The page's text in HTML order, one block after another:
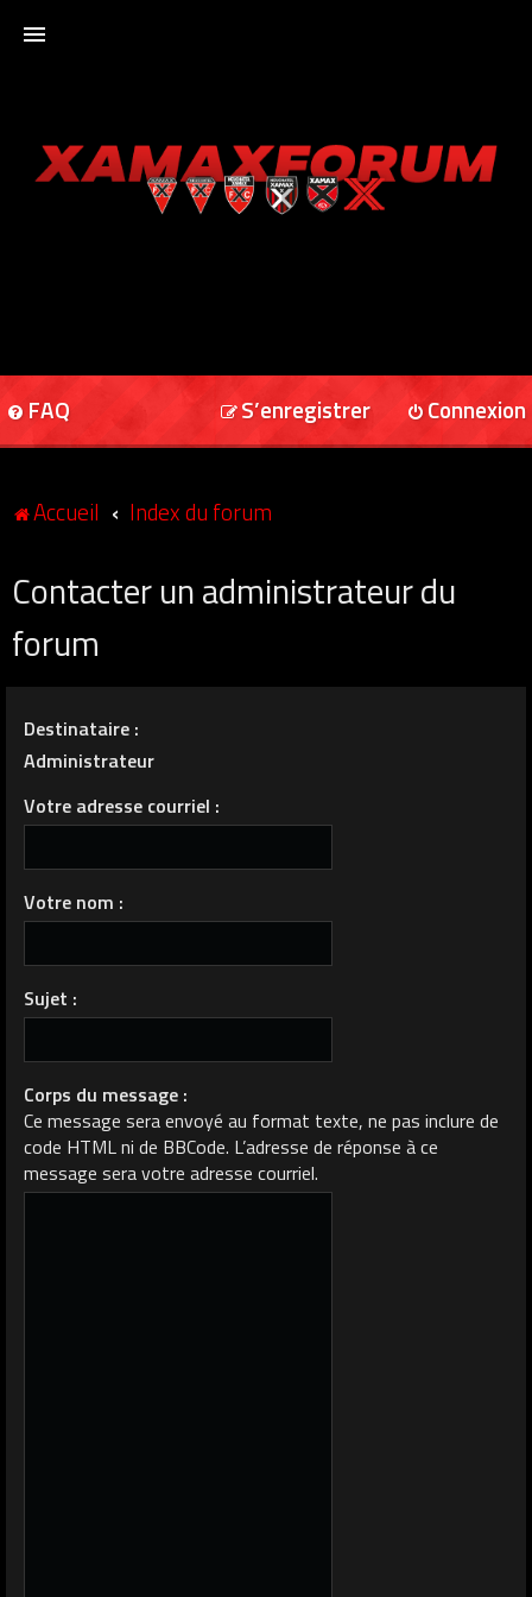
XAMAXFORUM
FAQ Connexion
S’enregistrer
Accueil Index du forum
Contacter un administrateur du
forum
Destinataire :
Administrateur
Votre adresse courriel :
Votre nom :
Sujet :
Corps du message :
Ce message sera envoyé au format texte, ne pas inclure de
code HTML ni de BBCode. L’adresse de réponse à ce
message sera votre adresse courriel.